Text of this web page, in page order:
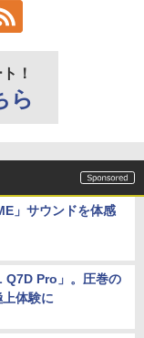
！
ら
」サウンドを体感
Q7D Pro」。圧巻の
体験に